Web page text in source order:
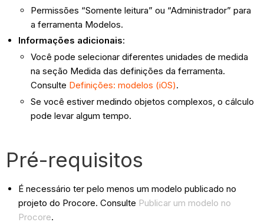
Permissões “Somente leitura” ou “Administrador” para
a ferramenta Modelos.
Informações adicionais:
Você pode selecionar diferentes unidades de medida
na seção Medida das definições da ferramenta.
Consulte Definições: modelos (iOS).
Se você estiver medindo objetos complexos, o cálculo
pode levar algum tempo.
Pré-requisitos
É necessário ter pelo menos um modelo publicado no
projeto do Procore. Consulte Publicar um modelo no
Procore.